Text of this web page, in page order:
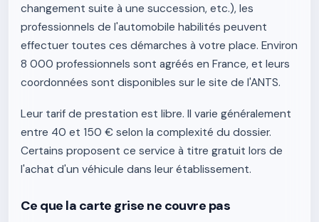
changement suite à une succession, etc.), les
professionnels de l'automobile habilités peuvent
effectuer toutes ces démarches à votre place. Environ
8 000 professionnels sont agréés en France, et leurs
coordonnées sont disponibles sur le site de l'ANTS.
Leur tarif de prestation est libre. Il varie généralement
entre 40 et 150 € selon la complexité du dossier.
Certains proposent ce service à titre gratuit lors de
l'achat d'un véhicule dans leur établissement.
Ce que la carte grise ne couvre pas